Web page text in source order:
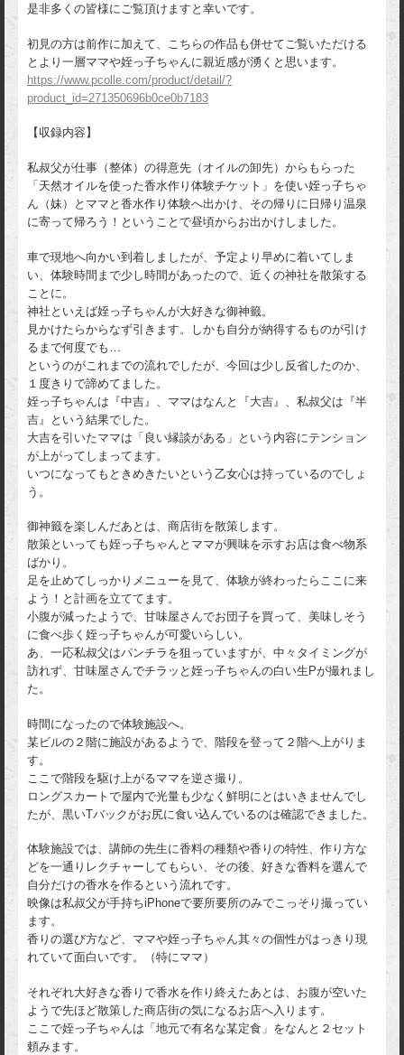
是非多くの皆様にご覧頂けますと幸いです。
初見の方は前作に加えて、こちらの作品も併せてご覧いただける
とより一層ママや姪っ子ちゃんに親近感が湧くと思います。
https://www.pcolle.com/product/detail/?
product_id=271350696b0ce0b7183
【収録内容】
私叔父が仕事（整体）の得意先（オイルの卸先）からもらった
「天然オイルを使った香水作り体験チケット」を使い姪っ子ちゃ
ん（妹）とママと香水作り体験へ出かけ、その帰りに日帰り温泉
に寄って帰ろう！ということで昼頃からお出かけしました。
車で現地へ向かい到着しましたが、予定より早めに着いてしま
い、体験時間まで少し時間があったので、近くの神社を散策する
ことに。
神社といえば姪っ子ちゃんが大好きな御神籤。
見かけたらからなず引きます。しかも自分が納得するものが引け
るまで何度でも…
というのがこれまでの流れでしたが、今回は少し反省したのか、
１度きりで諦めてました。
姪っ子ちゃんは『中吉』、ママはなんと『大吉』、私叔父は『半
吉』という結果でした。
大吉を引いたママは「良い縁談がある」という内容にテンション
が上がってしまってます。
いつになってもときめきたいという乙女心は持っているのでしょ
う。
御神籤を楽しんだあとは、商店街を散策します。
散策といっても姪っ子ちゃんとママが興味を示すお店は食べ物系
ばかり。
足を止めてしっかりメニューを見て、体験が終わったらここに来
よう！と計画を立ててます。
小腹が減ったようで、甘味屋さんでお団子を買って、美味しそう
に食べ歩く姪っ子ちゃんが可愛いらしい。
あ、一応私叔父はパンチラを狙っていますが、中々タイミングが
訪れず、甘味屋さんでチラッと姪っ子ちゃんの白い生Pが撮れまし
た。
時間になったので体験施設へ。
某ビルの２階に施設があるようで、階段を登って２階へ上がりま
す。
ここで階段を駆け上がるママを逆さ撮り。
ロングスカートで屋内で光量も少なく鮮明にとはいきませんでし
たが、黒いTバックがお尻に食い込んでいるのは確認できました。
体験施設では、講師の先生に香料の種類や香りの特性、作り方な
どを一通りレクチャーしてもらい、その後、好きな香料を選んで
自分だけの香水を作るという流れです。
映像は私叔父が手持ちiPhoneで要所要所のみでこっそり撮ってい
ます。
香りの選び方など、ママや姪っ子ちゃん其々の個性がはっきり現
れていて面白いです。（特にママ）
それぞれ大好きな香りで香水を作り終えたあとは、お腹が空いた
ようで先ほど散策した商店街の気になるお店へ入ります。
ここで姪っ子ちゃんは「地元で有名な某定食」をなんと２セット
頼みます。